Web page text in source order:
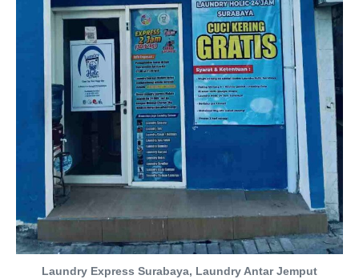
Laundry Express Surabaya, Laundry Antar Jemput